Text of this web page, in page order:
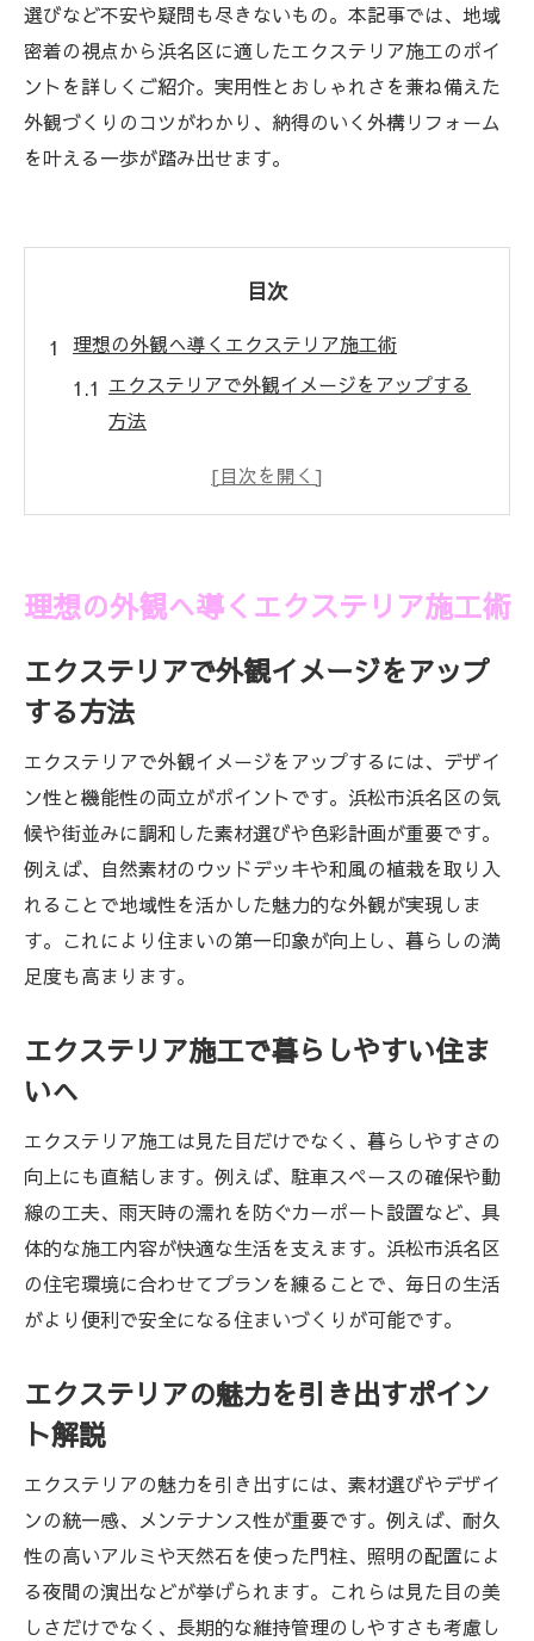
選びなど不安や疑問も尽きないもの。本記事では、地域
密着の視点から浜名区に適したエクステリア施工のポイ
ントを詳しくご紹介。実用性とおしゃれさを兼ね備えた
外観づくりのコツがわかり、納得のいく外構リフォーム
を叶える一歩が踏み出せます。
目次
理想の外観へ導くエクステリア施工術
エクステリアで外観イメージをアップする
方法
エクステリア施工で暮らしやすい住まいへ
び方
エクステリア施工事例で理想像を明確にす
る
快適な暮らしを叶える外構リフォーム案
エクステリアリフォームで快適生活を実現
する方法
エクステリアと外構工事のポイントを徹底
解説
エクステリアリフォームで暮らしの質が向
提案
エクステリアで実現するおしゃれな住まい
エクステリアでおしゃれな外観を演出する
コツ
エクステリア施工で個性ある住まいをデザ
び
ネート
エクステリア施工を成功させる選び方の秘訣
信頼できるエクステリア業者の選び方ガイ
ド
理想の外観へ導くエクステリア施工術
エクステリアで外観イメージをアップ
する方法
エクステリアで外観イメージをアップするには、デザイ
ン性と機能性の両立がポイントです。浜松市浜名区の気
候や街並みに調和した素材選びや色彩計画が重要です。
例えば、自然素材のウッドデッキや和風の植栽を取り入
れることで地域性を活かした魅力的な外観が実現しま
す。これにより住まいの第一印象が向上し、暮らしの満
足度も高まります。
エクステリア施工で暮らしやすい住ま
いへ
エクステリア施工は見た目だけでなく、暮らしやすさの
向上にも直結します。例えば、駐車スペースの確保や動
線の工夫、雨天時の濡れを防ぐカーポート設置など、具
体的な施工内容が快適な生活を支えます。浜松市浜名区
の住宅環境に合わせてプランを練ることで、毎日の生活
がより便利で安全になる住まいづくりが可能です。
エクステリアの魅力を引き出すポイン
ト解説
エクステリアの魅力を引き出すには、素材選びやデザイ
ンの統一感、メンテナンス性が重要です。例えば、耐久
性の高いアルミや天然石を使った門柱、照明の配置によ
る夜間の演出などが挙げられます。これらは見た目の美
しさだけでなく、長期的な維持管理のしやすさも考慮し